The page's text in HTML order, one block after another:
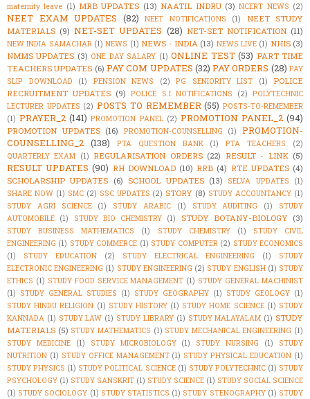
maternity leave (1) MRB UPDATES (13) NAATIL INDRU (3) NCERT NEWS (2)
NEET EXAM UPDATES (82) NEET NOTIFICATIONS (1)
NEET STUDY
MATERIALS (9) NET-SET UPDATES (28) NET-SET NOTIFICATION (11)
NEW INDIA SAMACHAR (1) NEWS (1) NEWS - INDIA (13) NEWS LIVE (1) NHIS (3)
NMMS UPDATES (3) ONE DAY SALARY (1) ONLINE TEST (53) PART TIME
TEACHERS UPDATES (6) PAY COM UPDATES (32) PAY ORDERS (28) PAY
SLIP DOWNLOAD
(1) PENSION NEWS (2) PG SENIORITY LIST (1)
POLICE
RECRUITMENT UPDATES (9) POLICE S.I NOTIFICATIONS (2) POLYTECHNIC
LECTURER UPDATES (2) POSTS TO REMEMBER (55) POSTS-TO-REMEMBER
(1) PRAYER_2 (141) PROMOTION PANEL (2) PROMOTION PANEL_2 (94)
PROMOTION UPDATES (16) PROMOTION-COUNSELLING (1)
PROMOTION-
COUNSELLING_2 (138) PTA QUESTION BANK (1) PTA TEACHERS
(2)
QUARTERLY EXAM (1) REGULARISATION ORDERS (22) RESULT - LINK (5)
RESULT UPDATES (90) RH DOWNLOAD (10) RRB (4) RTE UPDATES (4)
SCHOLARSHIP UPDATES (6) SCHOOL UPDATES (13) SELVA UPDATES
(1)
SHARE NOW (1) SMC (2) SSC UPDATES (2) STORY (8) STUDY ACCOUNTANCY (1)
STUDY AGRI SCIENCE
(1) STUDY ARABIC (1) STUDY AUDITING (1)
STUDY
AUTOMOBILE (1) STUDY BIO CHEMISTRY (1) STUDY BOTANY-BIOLOGY (3)
STUDY BUSINESS MATHEMATICS (1) STUDY CHEMISTRY (1)
STUDY CIVIL
ENGINEERING (1) STUDY COMMERCE (1) STUDY COMPUTER (2) STUDY ECONOMICS
(1)
STUDY EDUCATION (2) STUDY ELECTRICAL ENGINEERING (1)
STUDY
ELECTRONIC ENGINEERING (1) STUDY ENGINEERING (2) STUDY ENGLISH (1) STUDY
ETHICS (1) STUDY FOOD SERVICE MANAGEMENT (1) STUDY GENERAL MACHINIST
(1) STUDY GENERAL STUDIES (1) STUDY GEOGRAPHY (1) STUDY GEOLOGY (1)
STUDY HINDU RELIGION (1) STUDY HISTORY (1) STUDY HOME SCIENCE (1) STUDY
KANNADA (1) STUDY LAW (1) STUDY LIBRARY (1) STUDY MALAYALAM (1) STUDY
MATERIALS (5) STUDY MATHEMATICS (1) STUDY MECHANICAL ENGINEERING (1)
STUDY MEDICINE
(1) STUDY MICROBIOLOGY (1) STUDY NURSING (1)
STUDY
NUTRITION (1) STUDY OFFICE MANAGEMENT (1) STUDY PHYSICAL EDUCATION (1)
STUDY PHYSICS (1) STUDY POLITICAL SCIENCE (1) STUDY POLYTECHNIC (1) STUDY
PSYCHOLOGY (1) STUDY SANSKRIT (1) STUDY SCIENCE (1) STUDY SOCIAL SCIENCE
(1) STUDY SOCIOLOGY (1) STUDY STATISTICS (1) STUDY STENOGRAPHY (1) STUDY